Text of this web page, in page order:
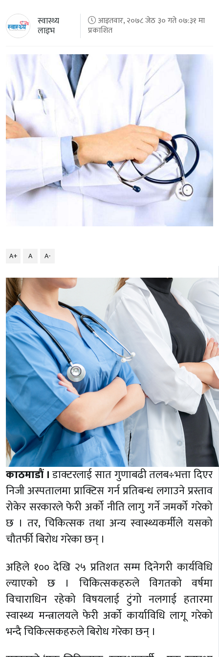
स्वास्थ्य
लाइभ
आइतवार, २०७८ जेठ ३० गते ०७:३१ मा
प्रकाशित
A+ A A-
काठमाडौं ।डाक्टरलाई सात गुणाबढी तलब÷भत्ता दिएर
निजी अस्पतालमा प्राक्टिस गर्न प्रतिबन्ध लगाउने प्रस्ताव
रोकेर सरकारले फेरी अर्को नीति लागु गर्ने जमर्को गरेको
छ । तर, चिकित्सक तथा अन्य स्वास्थ्यकर्मीले यसको
चौतर्फी बिरोध गरेका छन् ।
अहिले १०० देखि २५ प्रतिशत सम्म दिनेगरी कार्यविधि
ल्याएको छ । चिकित्सकहरुले विगतको वर्षमा
विचाराधिन रहेको विषयलाई टुंगो नलगाई हतारमा
स्वास्थ्य मन्त्रालयले फेरी अर्को कार्याविधि लागू गरेको
भन्दै चिकित्सकहरुले बिरोध गरेका छन् ।